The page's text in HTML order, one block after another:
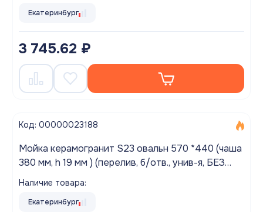
Екатеринбург
3 745.62 ₽
Код: 00000023188
Мойка керамогранит S23 овальн 570 *440 (чаша
380 мм, h 19 мм ) (перелив, б/отв., унив-я, БЕЗ
Наличие товара:
Екатеринбург